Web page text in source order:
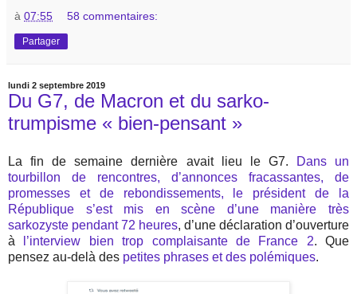
à 07:55 58 commentaires:
Partager
lundi 2 septembre 2019
Du G7, de Macron et du sarko-
trumpisme « bien-pensant »
La fin de semaine dernière avait lieu le G7.
Dans un
tourbillon de rencontres, d’annonces fracassantes, de
promesses et de rebondissements, le président de la
République s’est mis en scène d’une manière très
sarkozyste pendant 72 heures, d’une déclaration d’ouverture
à
l’interview bien trop complaisante de France 2. Que
pensez au-delà des petites phrases et des polémiques.